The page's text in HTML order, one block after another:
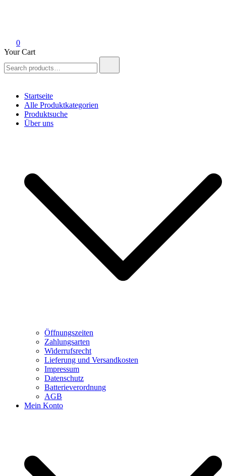
0
Your Cart
for:
Startseite
Alle Produktkategorien
Produktsuche
Über uns
Öffnungszeiten
Zahlungsarten
Widerrufsrecht
Lieferung und Versandkosten
Impressum
Datenschutz
Batterieverordnung
AGB
Mein Konto